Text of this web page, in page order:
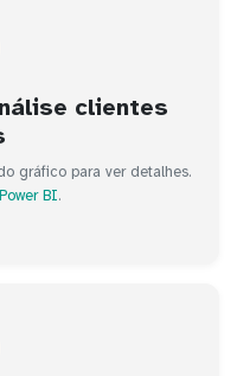
clientes
gráfico para ver detalhes.
Power BI.